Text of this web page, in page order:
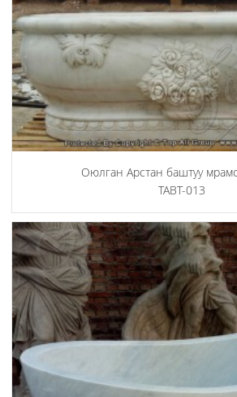
Оюлган Арстан баштуу
TABT-013